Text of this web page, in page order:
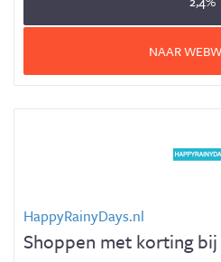
NAAR
HappyRainyDays.nl
Shoppen met korting